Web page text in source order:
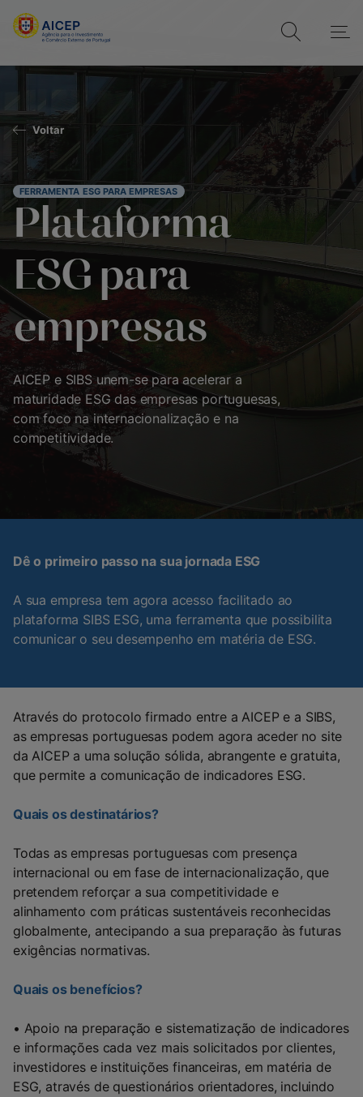
Voltar
FERRAMENTA ESG PARA EMPRESAS
Plataforma
ESG para
empresas
AICEP e SIBS unem-se para acelerar a
maturidade ESG das empresas portuguesas,
com foco na internacionalização e na
competitividade.
Dê o primeiro passo na sua jornada ESG
A sua empresa tem agora acesso facilitado ao
plataforma SIBS ESG, uma ferramenta que possibilita
comunicar o seu desempenho em matéria de ESG.
Através do protocolo firmado entre a AICEP e a SIBS,
as empresas portuguesas podem agora aceder no site
da AICEP a uma solução sólida, abrangente e gratuita,
que permite a comunicação de indicadores ESG.
Quais os destinatários?
Todas as empresas portuguesas com presença
internacional ou em fase de internacionalização, que
pretendem reforçar a sua competitividade e
alinhamento com práticas sustentáveis reconhecidas
globalmente, antecipando a sua preparação às futuras
exigências normativas.
Quais os benefícios?
• Apoio na preparação e sistematização de indicadores
e informações cada vez mais solicitados por clientes,
investidores e instituições financeiras, em matéria de
ESG, através de questionários orientadores, incluindo